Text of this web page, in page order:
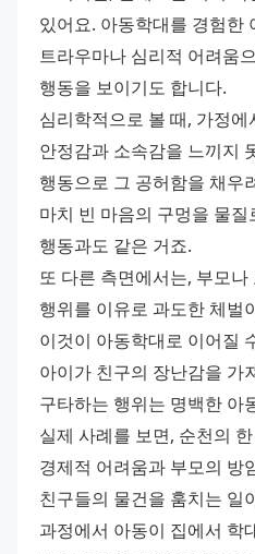
있어요. 아동학대를 경험한
트라우마나 심리적 어려움
행동을 보이기도 합니다.
심리학적으로 볼 때, 가정
안정감과 소속감을 느끼지
행동으로 그 공허함을 채우
마치 빈 마음의 구멍을 물
행동과도 같은 거죠.
또 다른 측면에서는, 부모
행위를 이유로 과도한 체벌
이것이 아동학대로 이어질
아이가 친구의 장난감을 가
구타하는 행위는 명백한 아
실제 사례를 보면, 순천의
경제적 어려움과 부모의 방
친구들의 물건을 훔치는 일
과정에서 아동이 집에서 학